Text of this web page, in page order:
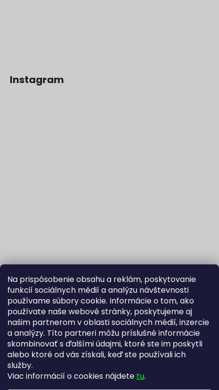
Na prispôsobenie obsahu a reklám, poskytovanie
funkcií sociálnych médií a analýzu návštevnosti
používame súbory cookie. Informácie o tom, ako
používate naše webové stránky, poskytujeme aj
našim partnerom v oblasti sociálnych médií, inzercie
a analýzy. Títo partneri môžu príslušné informácie
skombinovať s ďalšími údajmi, ktoré ste im poskytli
alebo ktoré od vás získali, keď ste používali ich
služby.
Viac informácií o cookies nájdete tu.
Instagram
Sledovať na Instagrame
Fortuna Aurum na Heureka.sk